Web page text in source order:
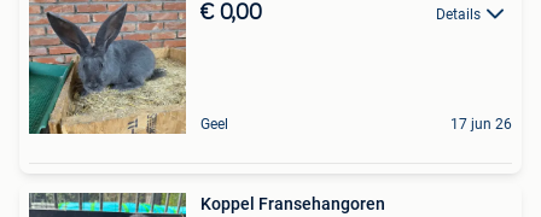
€ 0,00 Details
Geel 17 jun 26
Koppel Fransehangoren